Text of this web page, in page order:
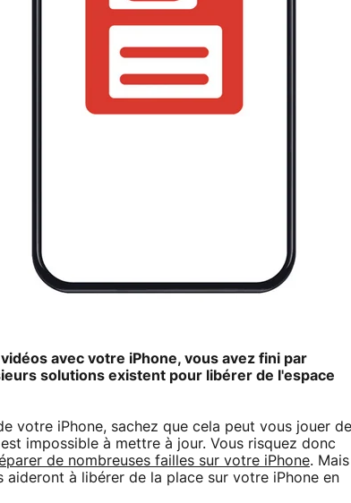
avec votre iPhone, vous avez fini par
solutions existent pour libérer de l'espace
votre iPhone, sachez que cela peut vous jouer de
impossible à mettre à jour. Vous risquez donc
de nombreuses failles sur votre iPhone. Mais
à libérer de la place sur votre iPhone en